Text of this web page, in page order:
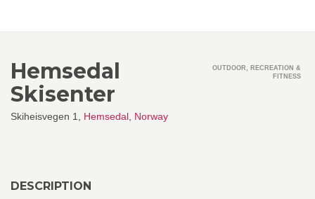
Hemsedal
Skisenter
Skiheisvegen 1, Hemsedal Norway
OUTDOOR, RECREATION &
FITNESS
DESCRIPTION